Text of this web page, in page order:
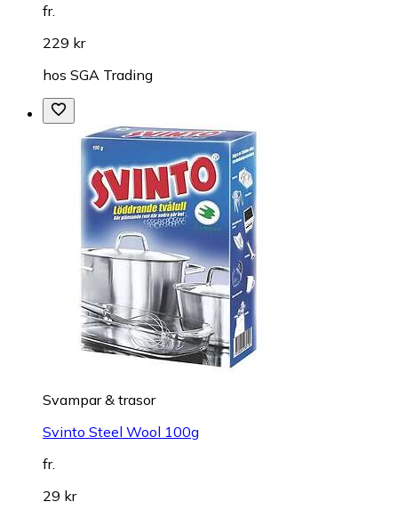
fr.
229 kr
hos SGA Trading
Svampar & trasor
Svinto Steel Wool 100g
fr.
29 kr